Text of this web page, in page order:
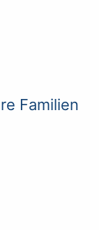
Familien